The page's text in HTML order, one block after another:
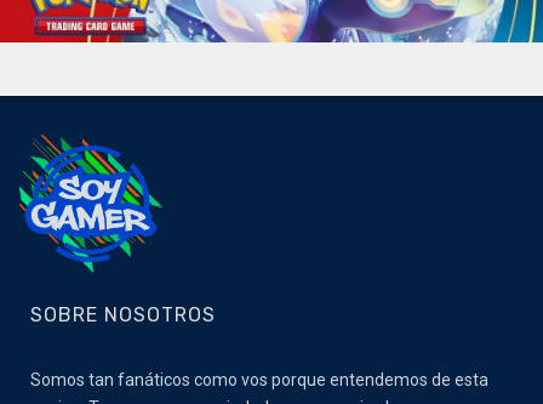
SOBRE NOSOTROS
Somos tan fanáticos como vos porque entendemos de esta